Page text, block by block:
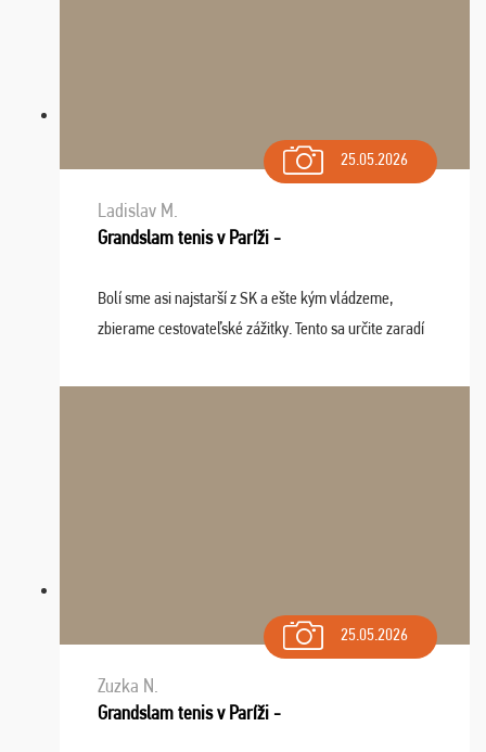
25.05.2026
Ladislav M.
Grandslam tenis v Paríži -
Bolí sme asi najstarší z SK a ešte kým vládzeme,
zbierame cestovateľské zážitky. Tento sa určite zaradí
osudu - pohodový šefík Meďo, dobrá parti ...
25.05.2026
Zuzka N.
Grandslam tenis v Paríži -